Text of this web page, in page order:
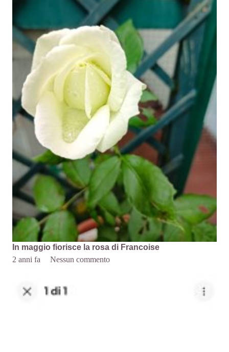
In maggio fiorisce la rosa di Francoise
2 anni fa
Nessun commento